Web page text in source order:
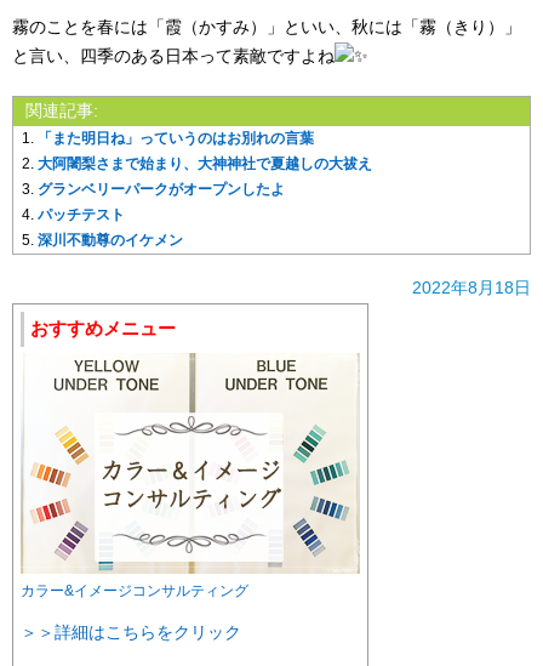
霧のことを春には「霞（かすみ）」といい、秋には「霧（きり）」
と言い、四季のある日本って素敵ですよね
関連記事:
「また明日ね」っていうのはお別れの言葉
大阿闍梨さまで始まり、大神神社で夏越しの大祓え
グランベリーパークがオープンしたよ
パッチテスト
深川不動尊のイケメン
2022年8月18日
おすすめメニュー
カラー&イメージコンサルティング
＞＞詳細はこちらをクリック